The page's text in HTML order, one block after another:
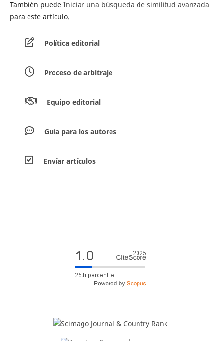
También puede Iniciar una búsqueda de similitud avanzada
para este artículo.
Política editorial
Proceso de arbitraje
Equipo editorial
Guía para los autores
Envíar artículos